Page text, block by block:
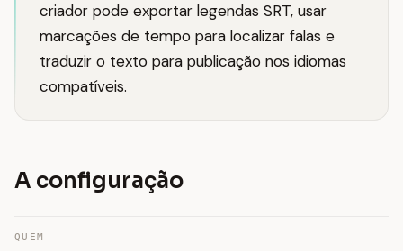
criador pode exportar legendas SRT, usar
marcações de tempo para localizar falas e
traduzir o texto para publicação nos idiomas
compatíveis.
A configuração
QUEM